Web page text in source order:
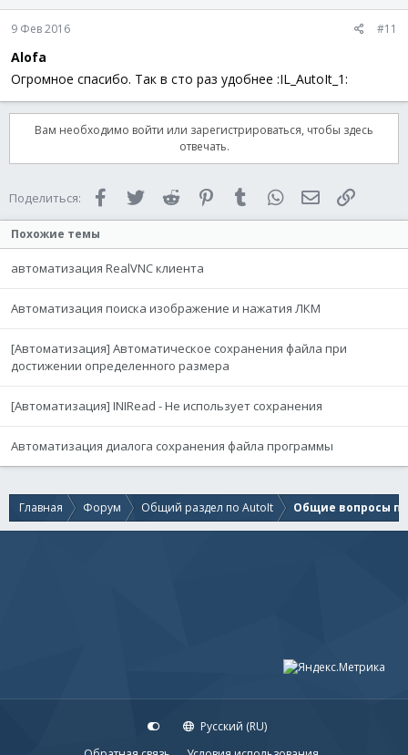
9 Фев 2016 #11
Alofa
Огромное спасибо. Так в сто раз удобнее :IL_AutoIt_1:
Вам необходимо войти или зарегистрироваться, чтобы здесь
отвечать.
Поделиться: FacebookTwitter Reddit PinterestTumblr WhatsAppЭлектронная
Похожие темы
автоматизация RealVNC клиента
Автоматизация поиска изображение и нажатия ЛКМ
[Автоматизация] Автоматическое сохранения файла при
достижении определенного размера
[Автоматизация] INIRead - Не использует сохранения
Автоматизация диалога сохранения файла программы
Главная Форум Общий раздел по AutoIt Общие вопросы
Русский (RU)